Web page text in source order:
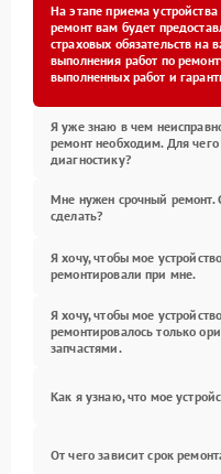
На этапе приема
ремонт вам будет
страховых обязательств на
выполнения работ по
выполненных работ и
Я уже знаю в чем
ремонт необходим. Для
диагностику?
Мне нужен срочный ремонт.
сделать?
Я хочу, чтобы мое устройство
ремонтировали при мне.
Я хочу, чтобы мое устройство
ремонтировалось только
запчастями.
Как я узнаю, что мое
От чего зависит срок